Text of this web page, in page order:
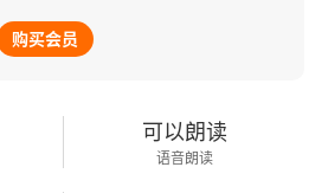
购买会员
可以朗读
语音朗读